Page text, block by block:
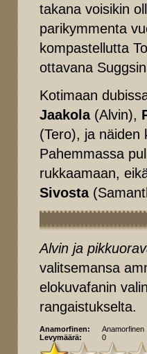
takana voisikin
parikymmenta
kompastellutta
ottavana
Kotimaan
Jaakola(Alvin),
(Tero), ja näiden
Pahemmassa
rukkaamaan,
Sivosta
Alvin ja
valitsemansa
elokuvafanin
rangaistukselta.
Anamorfinen:
Anamorfinen
Levymäärä:
0